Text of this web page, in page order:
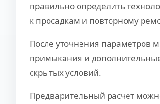
правильно определить
к просадкам и повторному
После уточнения параметров
примыкания и
скрытых условий.
Предварительный расчет